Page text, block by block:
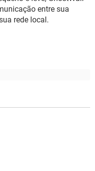
entre sua
rede local.